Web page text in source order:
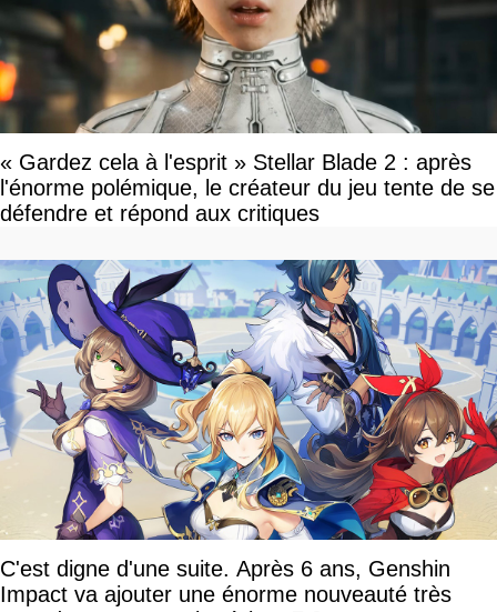
« Gardez cela à l'esprit » Stellar Blade 2 : après
l'énorme polémique, le créateur du jeu tente de se
défendre et répond aux critiques
C'est digne d'une suite. Après 6 ans, Genshin
Impact va ajouter une énorme nouveauté très